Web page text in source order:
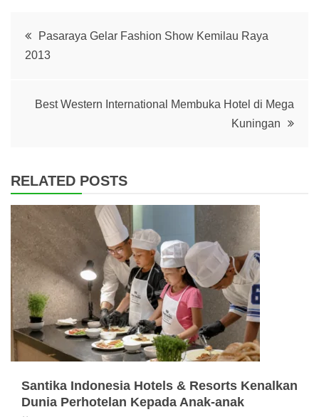
PostPasaraya Gelar Fashion Show Kemilau Raya
2013
Best Western International Membuka Hotel di Mega
Kuningan
RELATED POSTS
Santika Indonesia Hotels & Resorts Kenalkan
Dunia Perhotelan Kepada Anak-anak